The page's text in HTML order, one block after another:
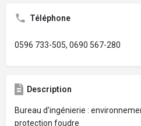
Téléphone
0596 733-505, 0690 567-280
Description
Bureau d’ingénierie :
protection foudre